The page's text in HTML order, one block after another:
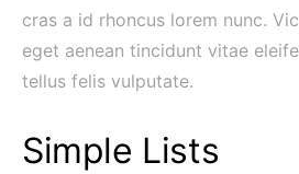
cras a id rhoncus lorem nunc.
eget aenean tincidunt vitae
tellus felis vulputate.
Simple Lists